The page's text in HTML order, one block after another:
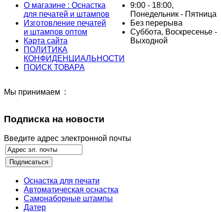
О магазине : Оснастка
для печатей и штампов
Изготовление печатей
и штампов оптом
Карта сайта
ПОЛИТИКА
КОНФИДЕНЦИАЛЬНОСТИ
ПОИСК ТОВАРА
9:00 - 18:00,
Понедельник - Пятница
Без перерыва
Суббота, Воскресенье -
Выходной
Мы принимаем :
Подписка на новости
Введите адрес электронной почты
Оснастка для печати
Автоматическая оснастка
Самонаборные штампы
Датер